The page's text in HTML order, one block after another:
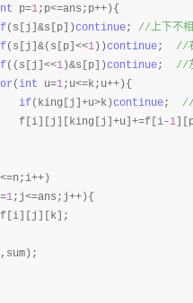
p=1;p<=ans;p++){
(s[j]&s[p])continue; //上下不
(s[j]&(s[p]<<1))continue; //
((s[j]<<1)&s[p])continue; //
( int u=1;u<=k;u++){
if(king[j]+u>k)continue; //
f[i][j][king[j]+u]+=f[i-
1
)
1;j<=ans;j++){
f[i][j][k];
,sum);